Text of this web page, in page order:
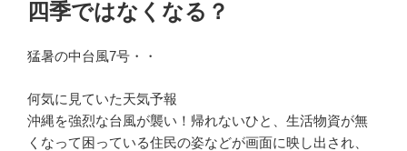
日:
四季ではなくなる？
猛暑の中台風7号・・
何気に見ていた天気予報
沖縄を強烈な台風が襲い！帰れないひと、生活物資が無
くなって困っている住民の姿などが画面に映し出され、